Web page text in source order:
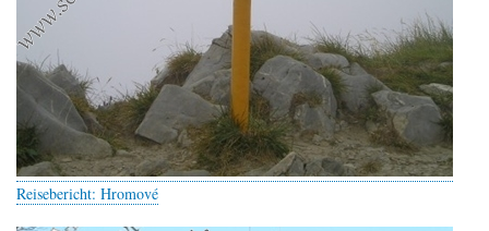
Reisebericht: Hromové